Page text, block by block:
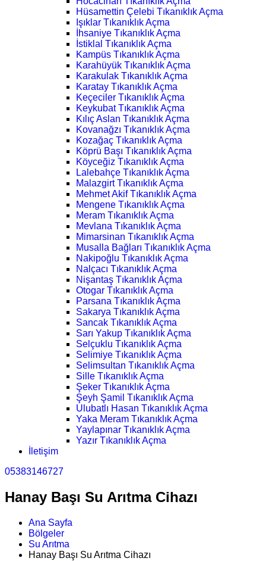
Hüsamettin Çelebi Tıkanıklık Açma
Işıklar Tıkanıklık Açma
İhsaniye Tıkanıklık Açma
İstiklal Tıkanıklık Açma
Kampüs Tıkanıklık Açma
Karahüyük Tıkanıklık Açma
Karakulak Tıkanıklık Açma
Karatay Tıkanıklık Açma
Keçeciler Tıkanıklık Açma
Keykubat Tıkanıklık Açma
Kılıç Aslan Tıkanıklık Açma
Kovanağzı Tıkanıklık Açma
Kozağaç Tıkanıklık Açma
Köprü Başı Tıkanıklık Açma
Köyceğiz Tıkanıklık Açma
Lalebahçe Tıkanıklık Açma
Malazgirt Tıkanıklık Açma
Mehmet Akif Tıkanıklık Açma
Mengene Tıkanıklık Açma
Meram Tıkanıklık Açma
Mevlana Tıkanıklık Açma
Mimarsinan Tıkanıklık Açma
Musalla Bağları Tıkanıklık Açma
Nakipoğlu Tıkanıklık Açma
Nalçacı Tıkanıklık Açma
Nişantaş Tıkanıklık Açma
Otogar Tıkanıklık Açma
Parsana Tıkanıklık Açma
Sakarya Tıkanıklık Açma
Sancak Tıkanıklık Açma
Sarı Yakup Tıkanıklık Açma
Selçuklu Tıkanıklık Açma
Selimiye Tıkanıklık Açma
Selimsultan Tıkanıklık Açma
Sille Tıkanıklık Açma
Şeker Tıkanıklık Açma
Şeyh Şamil Tıkanıklık Açma
Ulubatlı Hasan Tıkanıklık Açma
Yaka Meram Tıkanıklık Açma
Yaylapınar Tıkanıklık Açma
Yazır Tıkanıklık Açma
İletişim
05383146727
Hanay Başı Su Arıtma Cihazı
Ana Sayfa
Bölgeler
Su Arıtma
Hanay Başı Su Arıtma Cihazı